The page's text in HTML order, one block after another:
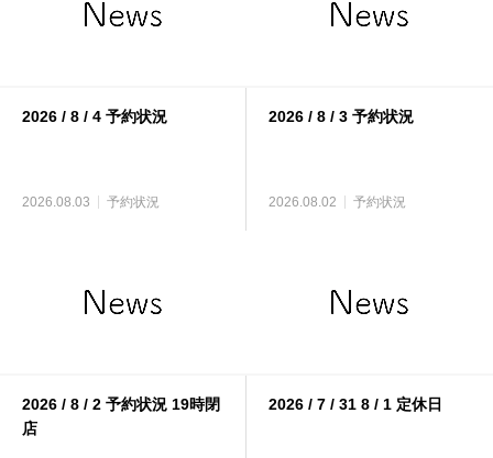
2026 / 8 / 4 予約状況
2026.08.03 予約状況
2026 / 8 / 3 予約状況
2026.08.02 予約状況
2026 / 8 / 2 予約状況 19時閉
店
2026 / 7 / 31 8 / 1 定休日